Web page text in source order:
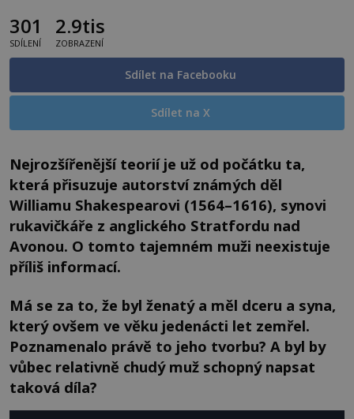
301
SDÍLENÍ
2.9tis
ZOBRAZENÍ
Sdílet na Facebooku
Sdílet na X
Nejrozšířenější teorií je už od počátku ta,
která přisuzuje autorství známých děl
Williamu Shakespearovi (1564–1616), synovi
rukavičkáře z anglického Stratfordu nad
Avonou. O tomto tajemném muži neexistuje
příliš informací.
Má se za to, že byl ženatý a měl dceru a syna,
který ovšem ve věku jedenácti let zemřel.
Poznamenalo právě to jeho tvorbu? A byl by
vůbec relativně chudý muž schopný napsat
taková díla?